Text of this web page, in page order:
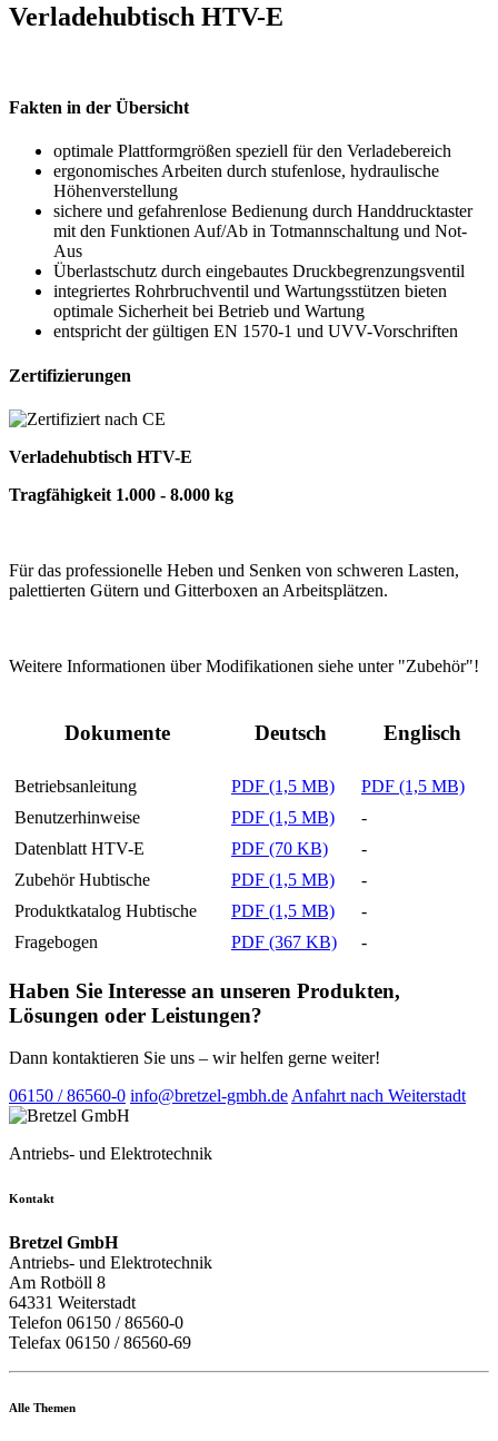
Verladehubtisch HTV-E
Fakten in der Übersicht
optimale Plattformgrößen speziell für den Verladebereich
ergonomisches Arbeiten durch stufenlose, hydraulische
Höhenverstellung
sichere und gefahrenlose Bedienung durch Handdrucktaster
mit den Funktionen Auf/Ab in Totmannschaltung und Not-
Aus
Überlastschutz durch eingebautes Druckbegrenzungsventil
integriertes Rohrbruchventil und Wartungsstützen bieten
optimale Sicherheit bei Betrieb und Wartung
entspricht der gültigen EN 1570-1 und UVV-Vorschriften
Zertifizierungen
Verladehubtisch HTV-E
Tragfähigkeit 1.000 - 8.000 kg
Für das professionelle Heben und Senken von schweren Lasten,
palettierten Gütern und Gitterboxen an Arbeitsplätzen.
Weitere Informationen über Modifikationen siehe unter "Zubehör"!
Dokumente Deutsch Englisch
Betriebsanleitung PDF (1,5 MB)
PDF (1,5 MB)
Benutzerhinweise
PDF (1,5 MB)
-
Datenblatt HTV-E
PDF (70 KB)
-
Zubehör Hubtische
PDF (1,5 MB)
-
Produktkatalog Hubtische
PDF (1,5 MB)
-
Fragebogen
PDF (367 KB) -
Haben Sie Interesse an unseren Produkten,
Lösungen oder Leistungen?
Dann kontaktieren Sie uns – wir helfen gerne weiter!
06150 / 86560-0 info@bretzel-gmbh.de Anfahrt nach Weiterstadt
Antriebs- und Elektrotechnik
Kontakt
Bretzel GmbH
Antriebs- und Elektrotechnik
Am Rotböll 8
64331 Weiterstadt
Telefon 06150 / 86560-0
Telefax 06150 / 86560-69
Alle Themen